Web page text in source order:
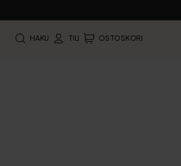
HAKU TILI OSTOSKORI